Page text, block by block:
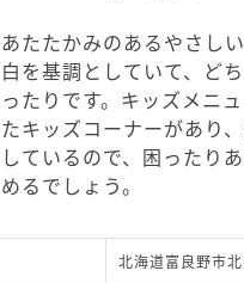
たたかみのあるやさし
を基調としていて、ど
たりです。キッズメニ
キッズコーナーがあり
ているので、困ったり
るでしょう。
北海道富良野市